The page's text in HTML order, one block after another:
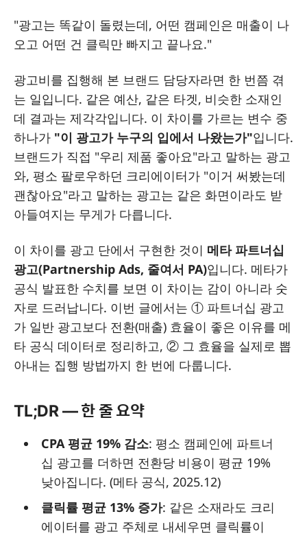
"광고는 똑같이 돌렸는데, 어떤 캠페인은 매출이 나
오고 어떤 건 클릭만 빠지고 끝나요."
광고비를 집행해 본 브랜드 담당자라면 한 번쯤 겪
는 일입니다. 같은 예산, 같은 타겟, 비슷한 소재인
데 결과는 제각각입니다. 이 차이를 가르는 변수 중
하나가 "이 광고가 누구의 입에서 나왔는가"입니다.
브랜드가 직접 "우리 제품 좋아요"라고 말하는 광고
와, 평소 팔로우하던 크리에이터가 "이거 써봤는데
괜찮아요"라고 말하는 광고는 같은 화면이라도 받
아들여지는 무게가 다릅니다.
이 차이를 광고 단에서 구현한 것이 메타 파트너십
광고(Partnership Ads, 줄여서 PA)입니다. 메타가
공식 발표한 수치를 보면 이 차이는 감이 아니라 숫
자로 드러납니다. 이번 글에서는 ① 파트너십 광고
가 일반 광고보다 전환(매출) 효율이 좋은 이유를 메
타 공식 데이터로 정리하고, ② 그 효율을 실제로 뽑
아내는 집행 방법까지 한 번에 다룹니다.
TL;DR — 한 줄 요약
CPA 평균 19% 감소: 평소 캠페인에 파트너
십 광고를 더하면 전환당 비용이 평균 19%
낮아집니다. (메타 공식, 2025.12)
클릭률 평균 13% 증가: 같은 소재라도 크리
에이터를 광고 주체로 내세우면 클릭률이